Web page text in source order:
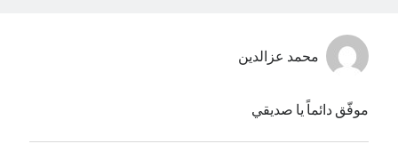
محمد عزالدين
موفّق دائماً يا صديقي